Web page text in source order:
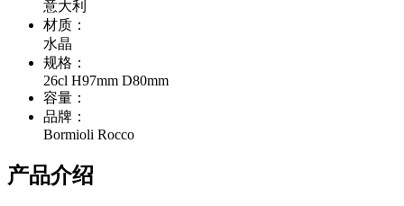
意大利
材质：
水晶
规格：
26cl H97mm D80mm
容量：
品牌：
Bormioli Rocco
产品介绍